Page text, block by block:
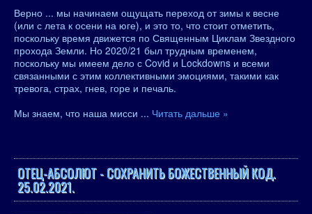
Верно ... мы начинаем ощущать переход от зимы к весне
(или с лета к осени на юге), и это то, что стоит отметить,
поскольку время движется по Священным Циклам Звездного
прохода Земли. Но 2020/21 был трудным временем,
поскольку мы имеем дело с Covid и Lockdowns и всеми
связанными с этим коллективными эмоциями, такими как
тревога, страх, гнев, горе и печаль.
Мы знаем, что наша мисси ... Читать дальше »
ОТЕЦ-АБСОЛЮТ - СОХРАНИТЬ БОЖЕСТВЕННЫЙ КОД.
25.02.2021.